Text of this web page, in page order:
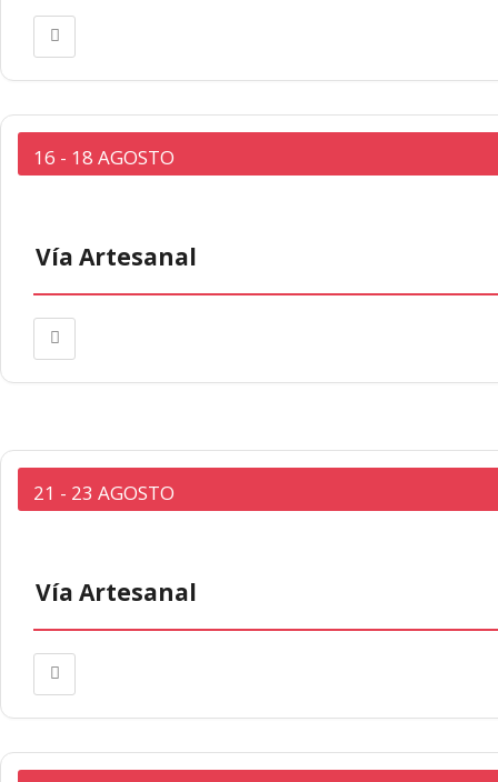
16 - 18 AGOSTO
Vía Artesanal
21 - 23 AGOSTO
Vía Artesanal